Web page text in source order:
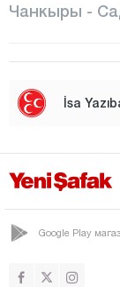
КУРШУНЛУ
Саджак
ЯРПАХЛЫ
Денизли
Чанкыры -
İsa
Google Play